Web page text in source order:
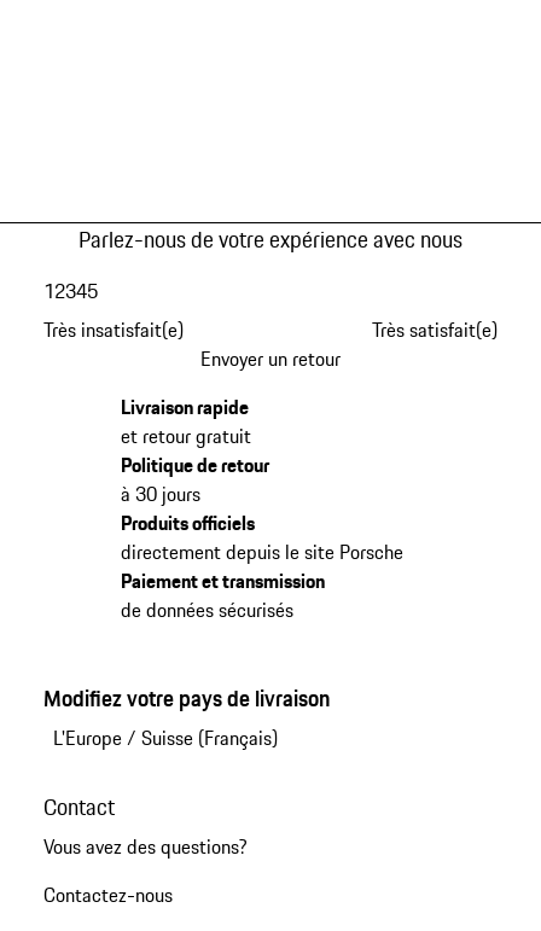
Parlez-nous de votre expérience avec nous
Très insatisfait(e)
12345
Très satisfait(e)
Envoyer un retour
Livraison rapide
et retour gratuit
Politique de retour
à 30 jours
Produits officiels
directement depuis le site Porsche
Paiement et transmission
de données sécurisés
Modifiez votre pays de livraison
L'Europe/ Suisse (Français)
Contact
Vous avez des questions?
Contactez-nous